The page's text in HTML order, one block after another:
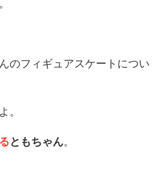
のフィギュアスケートについ
。
ともちゃん。